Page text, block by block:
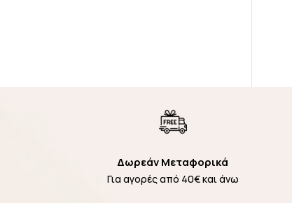
Δωρεάν Μεταφορικά
Για αγορές από 40€ και άνω